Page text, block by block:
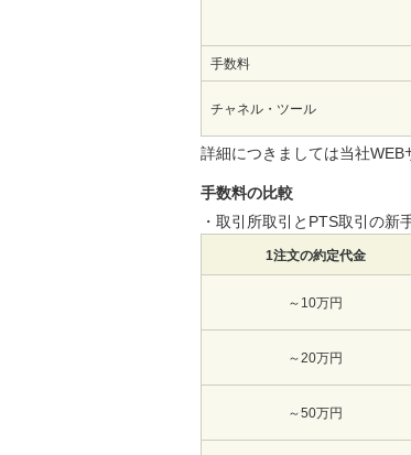
手数料
チャネル・ツール
詳細につきましては当社WEB
手数料の比較
・取引所取引とPTS取引の
1注文の約定代金
～10万円
～20万円
～50万円